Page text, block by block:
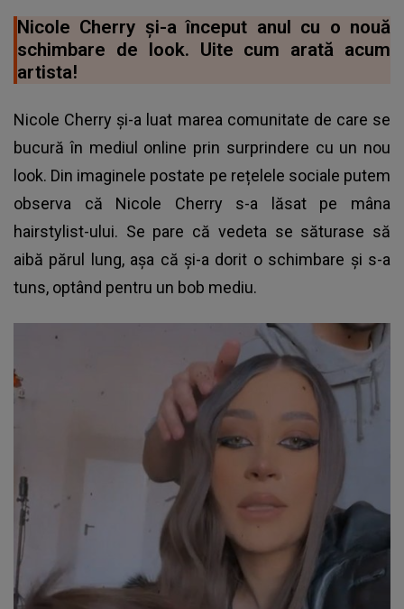
Nicole Cherry și-a început anul cu o nouă
schimbare de look. Uite cum arată acum
artista!
Nicole Cherry și-a luat marea comunitate de care se
bucură în mediul online prin surprindere cu un nou
look. Din imaginele postate pe rețelele sociale putem
observa că Nicole Cherry s-a lăsat pe mâna
hairstylist-ului. Se pare că vedeta se săturase să
aibă părul lung, așa că și-a dorit o schimbare și s-a
tuns, optând pentru un bob mediu.